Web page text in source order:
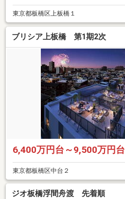
東京都板橋区上板橋１
ブリシア上板橋 第1期2次
6,400万円台～9,500万円台
東京都板橋区中台２
ジオ板橋浮間舟渡 先着順